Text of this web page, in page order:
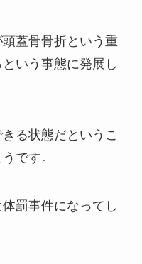
蓋骨骨折という重
いう事態に発展し
る状態だというこ
です。
罰事件になってし